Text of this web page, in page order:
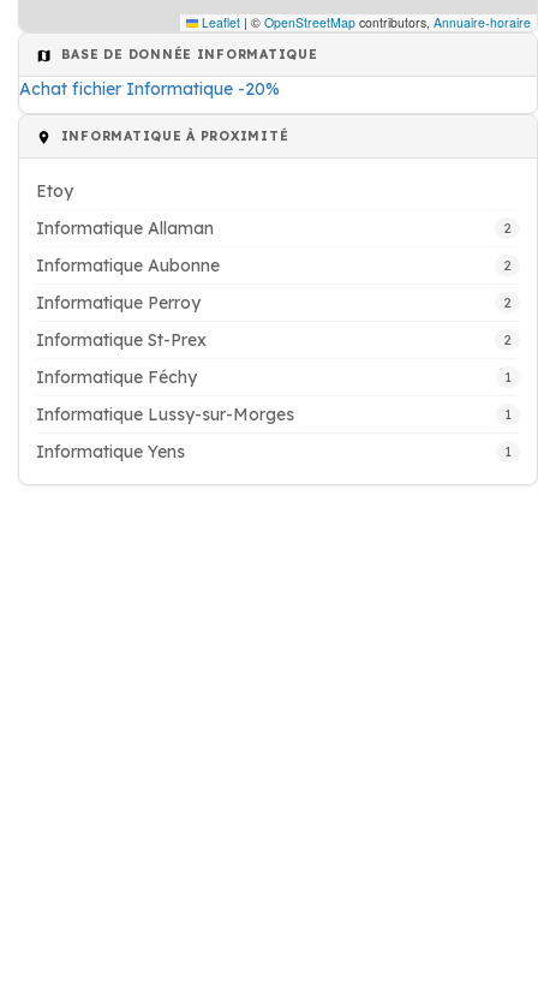
Leaflet | © OpenStreetMap contributors, Annuaire-horaire
BASE DE DONNÉE INFORMATIQUE
Achat fichier Informatique -20%
INFORMATIQUE À PROXIMITÉ
Etoy
Informatique Allaman
2
Informatique Aubonne 2
Informatique Perroy 2
Informatique St-Prex 2
Informatique Féchy 1
Informatique Lussy-sur-Morges 1
Informatique Yens 1